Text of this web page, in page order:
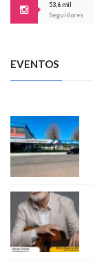
53,6 mil
Seguidores
EVENTOS